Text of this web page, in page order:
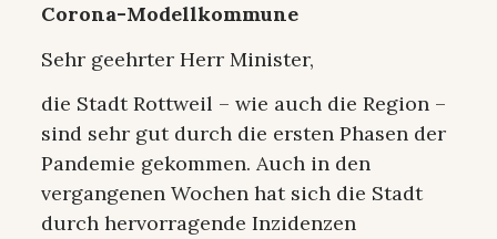
Corona-Modellkommune
Sehr geehrter Herr Minister,
die Stadt Rottweil – wie auch die Region –
sind sehr gut durch die ersten Phasen der
Pandemie gekommen. Auch in den
vergangenen Wochen hat sich die Stadt
durch hervorragende Inzidenzen